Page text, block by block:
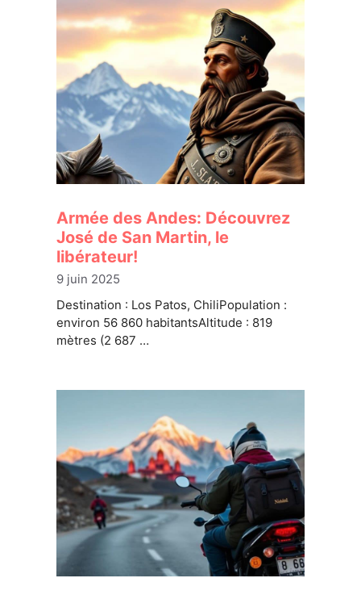
Armée des Andes: Découvrez
José de San Martin, le
libérateur!
9 juin 2025
Destination : Los Patos, ChiliPopulation :
environ 56 860 habitantsAltitude : 819
mètres (2 687 …